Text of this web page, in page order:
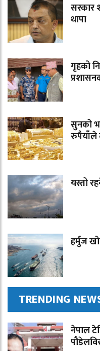
सरकार
थापा
गृहको
सुनको
रुपैयाँले
यस्तो
हर्मुज
TRENDING
नेपाल